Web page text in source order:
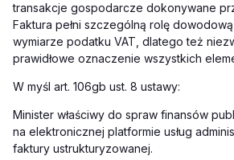
transakcje gospodarcze dokonywane
Faktura pełni szczególną rolę
wymiarze podatku VAT, dlatego też
prawidłowe oznaczenie wszystkich
W myśl art. 106gb ust. 8 ustawy:
Minister właściwy do spraw finansów
na elektronicznej platformie usług
faktury ustrukturyzowanej.